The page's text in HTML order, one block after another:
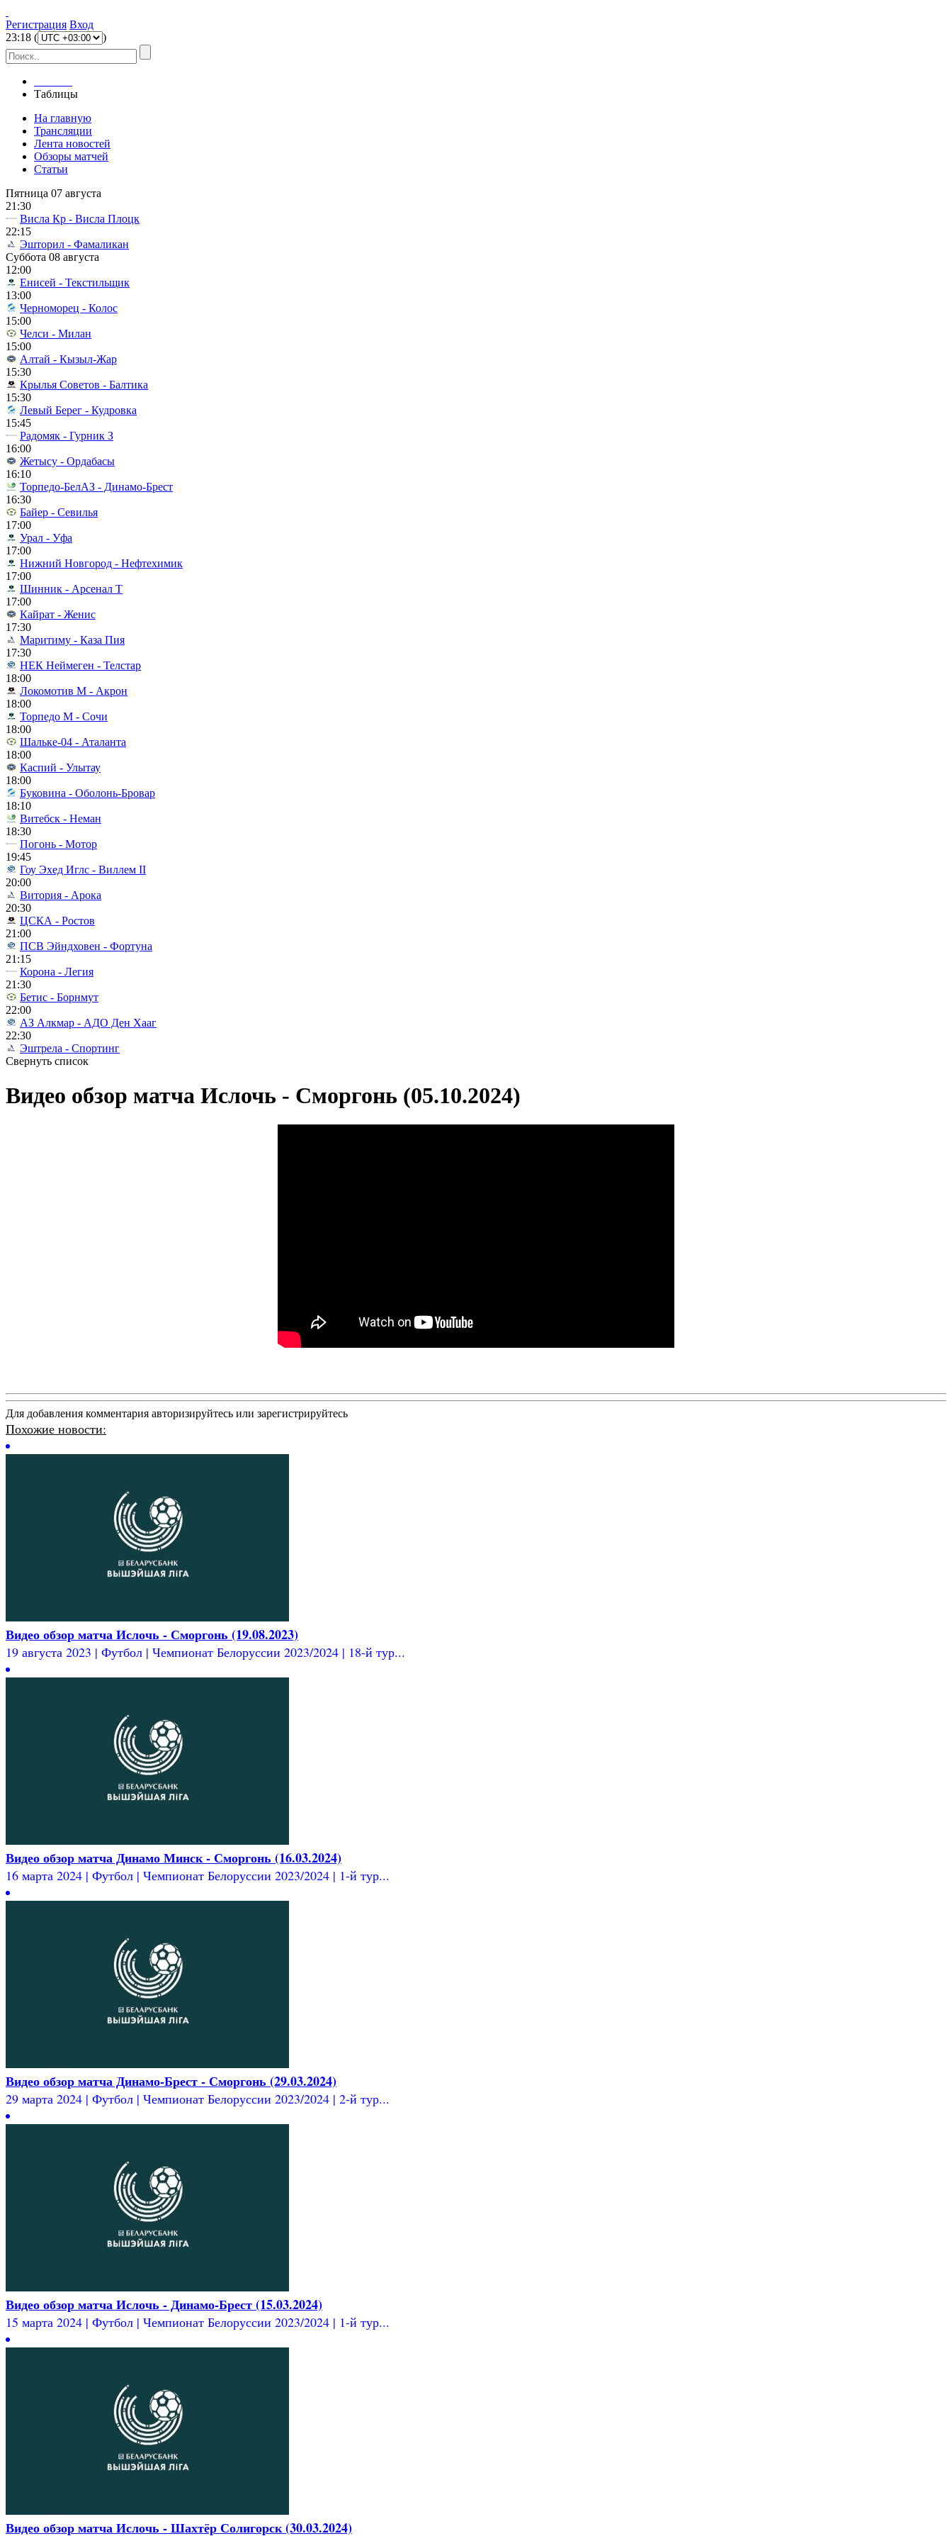
Регистрация Вход
23:18 ( )
Таблицы
На главную
Трансляции
Лента новостей
Обзоры матчей
Статьи
Пятница 07 августа
21:30
Висла Кр - Висла Плоцк
22:15
Эшторил - Фамаликан
Суббота 08 августа
12:00
Енисей - Текстильщик
13:00
Черноморец - Колос
15:00
Челси - Милан
15:00
Алтай - Кызыл-Жар
15:30
Крылья Советов - Балтика
15:30
Левый Берег - Кудровка
15:45
Радомяк - Гурник З
16:00
Жетысу - Ордабасы
16:10
Торпедо-БелАЗ - Динамо-Брест
16:30
Байер - Севилья
17:00
Урал - Уфа
17:00
Нижний Новгород - Нефтехимик
17:00
Шинник - Арсенал Т
17:00
Кайрат - Женис
17:30
Маритиму - Каза Пия
17:30
НЕК Неймеген - Телстар
18:00
Локомотив М - Акрон
18:00
Торпедо М - Сочи
18:00
Шальке-04 - Аталанта
18:00
Каспий - Улытау
18:00
Буковина - Оболонь-Бровар
18:10
Витебск - Неман
18:30
Погонь - Мотор
19:45
Гоу Эхед Иглс - Виллем II
20:00
Витория - Арока
20:30
ЦСКА - Ростов
21:00
ПСВ Эйндховен - Фортуна
21:15
Корона - Легия
21:30
Бетис - Борнмут
22:00
АЗ Алкмар - АДО Ден Хааг
22:30
Эштрела - Спортинг
Свернуть список
Видео обзор матча Ислочь - Сморгонь (05.10.2024)
Для добавления комментария авторизируйтесь или зарегистрируйтесь
Похожие новости:
Видео обзор матча Ислочь - Сморгонь (19.08.2023)
19 августа 2023 | Футбол | Чемпионат Белоруссии 2023/2024 | 18-й тур...
Видео обзор матча Динамо Минск - Сморгонь (16.03.2024)
16 марта 2024 | Футбол | Чемпионат Белоруссии 2023/2024 | 1-й тур...
Видео обзор матча Динамо-Брест - Сморгонь (29.03.2024)
29 марта 2024 | Футбол | Чемпионат Белоруссии 2023/2024 | 2-й тур...
Видео обзор матча Ислочь - Динамо-Брест (15.03.2024)
15 марта 2024 | Футбол | Чемпионат Белоруссии 2023/2024 | 1-й тур...
Видео обзор матча Ислочь - Шахтёр Солигорск (30.03.2024)